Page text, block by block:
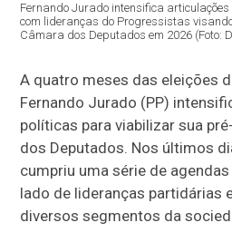
Fernando Jurado intensifica
com lideranças do Progressistas
Câmara dos Deputados em 2026 (Foto:
A quatro meses das eleições
Fernando Jurado (PP)
políticas para viabilizar sua
dos Deputados. Nos últimos
cumpriu uma série de
lado de lideranças partidárias
diversos segmentos da